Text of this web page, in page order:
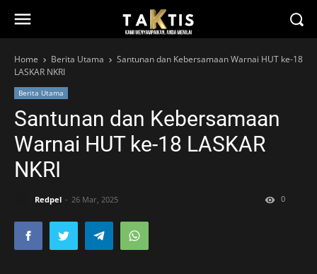
Home Berita Utama
Santunan dan Kebersamaan Warnai HUT ke-18
LASKAR NKRI
Berita Utama
Santunan dan Kebersamaan
Warnai HUT ke-18 LASKAR
NKRI
Redpel 26 Mar, 2025 0